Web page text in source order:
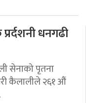
धनगढी
सेनाको पृतना
कैलालीले २६१ औं